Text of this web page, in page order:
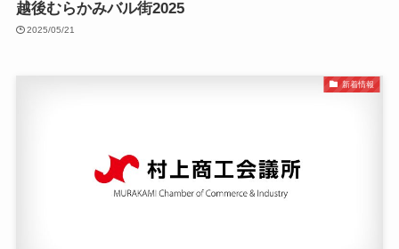
越後むらかみバル街2025
2025/05/21
新着情報